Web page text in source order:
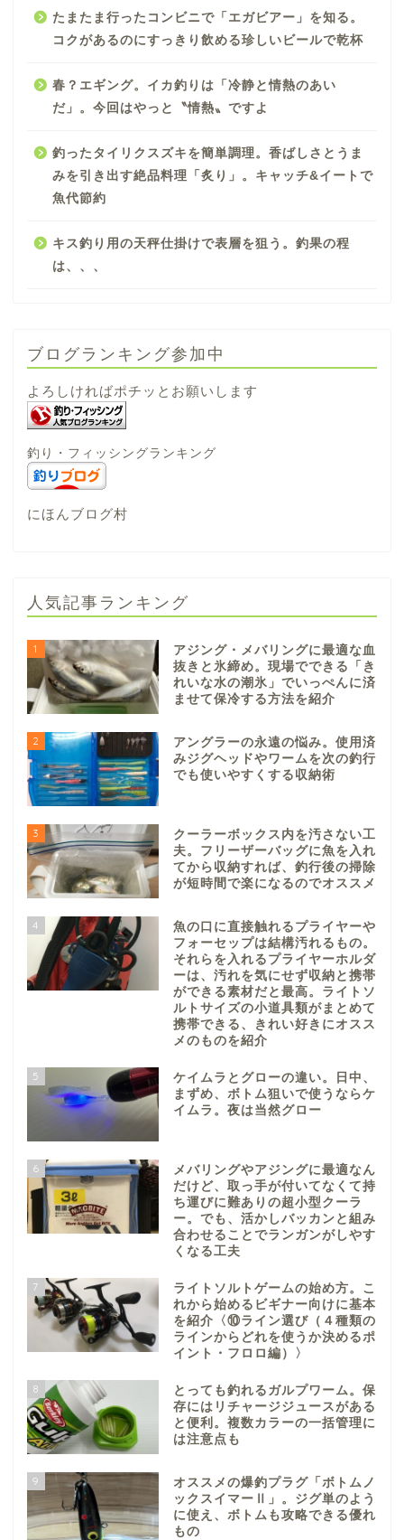
たまたま行ったコンビニで「エガビアー」を知る。
コクがあるのにすっきり飲める珍しいビールで乾杯
春？エギング。イカ釣りは「冷静と情熱のあい
だ」。今回はやっと〝情熱〟ですよ
釣ったタイリクスズキを簡単調理。香ばしさとうま
みを引き出す絶品料理「炙り」。キャッチ&イートで
魚代節約
キス釣り用の天秤仕掛けで表層を狙う。釣果の程
は、、、
ブログランキング参加中
よろしければポチッとお願いします
釣り・フィッシングランキング
にほんブログ村
人気記事ランキング
1
アジング・メバリングに最適な血
抜きと氷締め。現場でできる「き
れいな水の潮氷」でいっぺんに済
ませて保冷する方法を紹介
2
アングラーの永遠の悩み。使用済
みジグヘッドやワームを次の釣行
でも使いやすくする収納術
3
クーラーボックス内を汚さない工
夫。フリーザーバッグに魚を入れ
てから収納すれば、釣行後の掃除
が短時間で楽になるのでオススメ
4
魚の口に直接触れるプライヤーや
フォーセップは結構汚れるもの。
それらを入れるプライヤーホルダ
ーは、汚れを気にせず収納と携帯
ができる素材だと最高。ライトソ
ルトサイズの小道具類がまとめて
携帯できる、きれい好きにオスス
メのものを紹介
5
ケイムラとグローの違い。日中、
まずめ、ボトム狙いで使うならケ
イムラ。夜は当然グロー
6
メバリングやアジングに最適なん
だけど、取っ手が付いてなくて持
ち運びに難ありの超小型クーラ
ー。でも、活かしバッカンと組み
合わせることでランガンがしやす
くなる工夫
7
ライトソルトゲームの始め方。こ
れから始めるビギナー向けに基本
を紹介〈⑩ライン選び（４種類の
ラインからどれを使うか決めるポ
イント・フロロ編）〉
8
とっても釣れるガルプワーム。保
存にはリチャージジュースがある
と便利。複数カラーの一括管理に
は注意点も
9
オススメの爆釣プラグ「ボトムノ
ックスイマーⅡ」。ジグ単のよう
に使え、ボトムも攻略できる優れ
もの